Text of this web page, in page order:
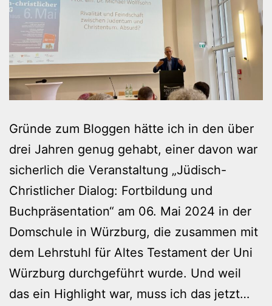
Gründe zum Bloggen hätte ich in den über
drei Jahren genug gehabt, einer davon war
sicherlich die Veranstaltung „Jüdisch-
Christlicher Dialog: Fortbildung und
Buchpräsentation“ am 06. Mai 2024 in der
Domschule in Würzburg, die zusammen mit
dem Lehrstuhl für Altes Testament der Uni
Würzburg durchgeführt wurde. Und weil
das ein Highlight war, muss ich das jetzt…